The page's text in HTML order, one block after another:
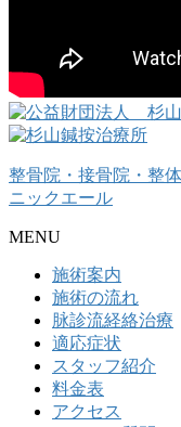
整骨院・接骨院・整
ニックエール
MENU
施術案内
施術の流れ
脉診流経絡治療
適応症状
スタッフ紹介
料金表
アクセス